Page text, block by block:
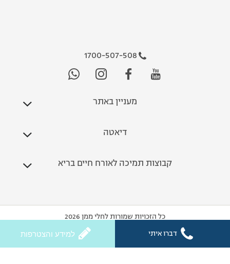
1700-507-508
מעניין באתר
דיאטה
קבוצות תמיכה לאורח חיים בריא
כל הזכויות שמורות לחלי ממן 2026
דברו איתי
למידע והצטרפות